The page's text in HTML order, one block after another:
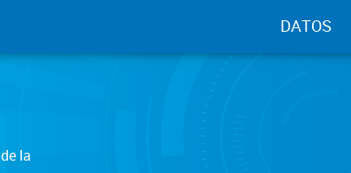
DATOS
la